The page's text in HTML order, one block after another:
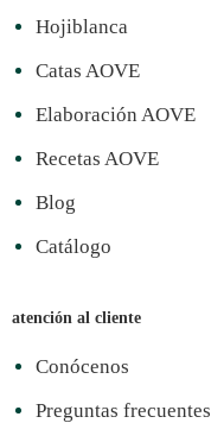
Hojiblanca
Catas AOVE
Elaboración AOVE
Recetas AOVE
Blog
Catálogo
atención al cliente
Conócenos
Preguntas frecuentes